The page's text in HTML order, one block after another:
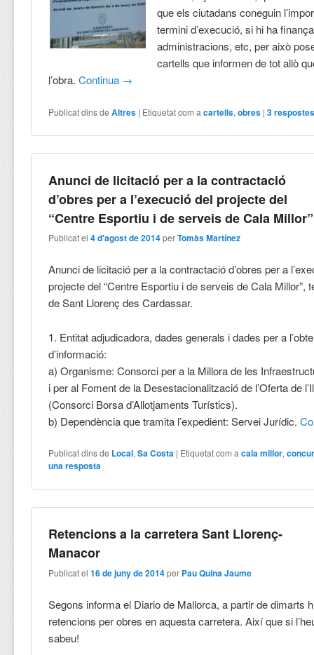
que els ciutadans coneguin
termini d’execució, si hi ha
administracions, etc, per això
cartells que informen de tot allò
l’obra.Continua →
Publicat dins de Altres | Etiquetat com a cartells,obres |3
Anunci de licitació per a la contractació
d’obres per a l’execució del projecte del
“Centre Esportiu i de serveis de Cala Millor”
Publicat el4 d'agost de 2014 perTomàs Martínez
Anunci de licitació per a la contractació d’obres per a
projecte del “Centre Esportiu i de serveis de Cala Millor”,
de Sant Llorenç des Cardassar.
1. Entitat adjudicadora, dades generals i dades per a
d’informació:
a) Organisme: Consorci per a la Millora de les
i per al Foment de la Desestacionalització de l’Oferta de
(Consorci Borsa d’Allotjaments Turístics).
b) Dependència que tramita l’expedient: Servei Jurídic.
Publicat dins de Local,Sa Costa | Etiquetat com a cala millor,
una resposta
Retencions a la carretera Sant Llorenç-
Manacor
Publicat el16 de juny de 2014 per Pau Quina Jaume
Segons informa el Diario de Mallorca, a partir de dimarts
retencions per obres en aquesta carretera. Així que si
sabeu!